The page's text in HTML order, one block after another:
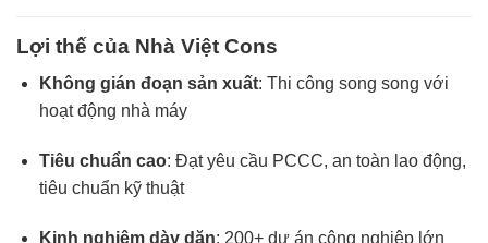
Lợi thế của Nhà Việt Cons
Không gián đoạn sản xuất: Thi công song song với
hoạt động nhà máy
Tiêu chuẩn cao: Đạt yêu cầu PCCC, an toàn lao động,
tiêu chuẩn kỹ thuật
Kinh nghiệm dày dặn: 200+ dự án công nghiệp lớn